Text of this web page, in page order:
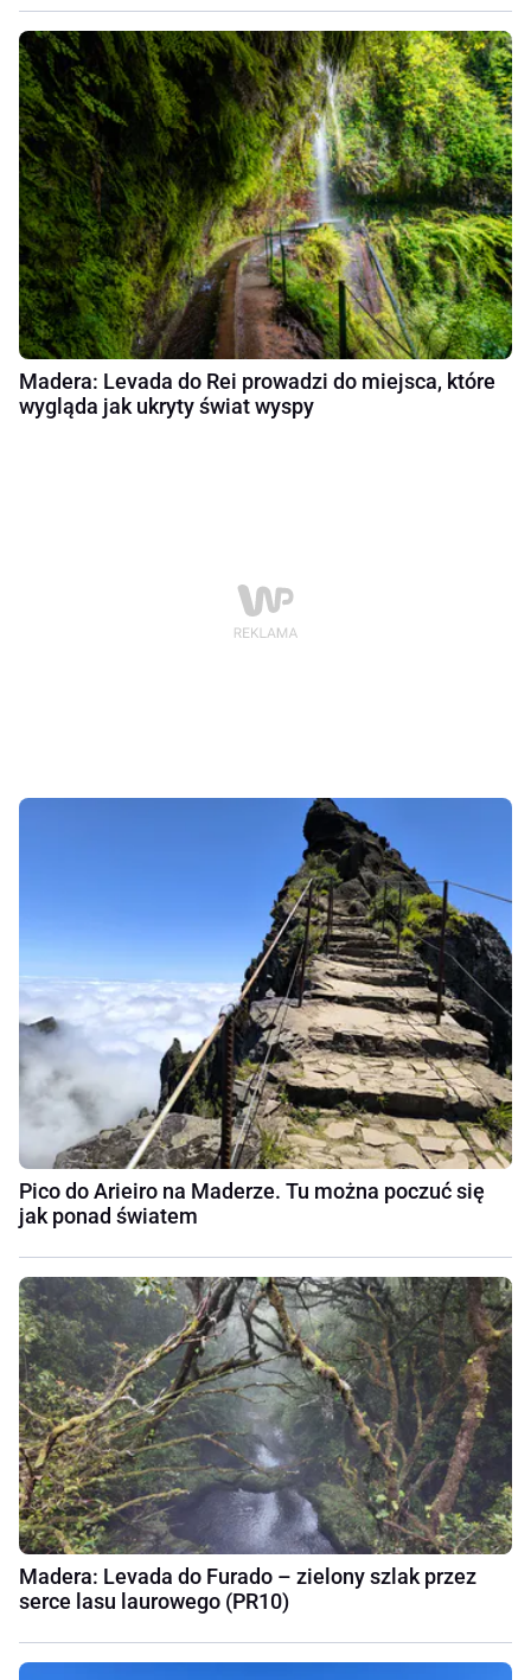
Madera: Levada do Rei prowadzi do miejsca, które
wygląda jak ukryty świat wyspy
Pico do Arieiro na Maderze. Tu można poczuć się
jak ponad światem
Madera: Levada do Furado – zielony szlak przez
serce lasu laurowego (PR10)